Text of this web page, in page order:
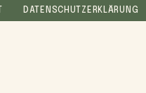
DATENSCHUTZERKLÄRUNG